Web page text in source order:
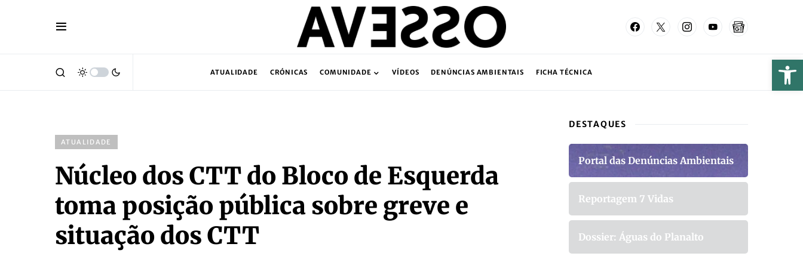
ATUALIDADE CRÓNICAS COMUNIDADE VÍDEOS DENÚNCIAS AMBIENTAIS FICHA TÉCNICA
ATUALIDADE
Núcleo dos CTT do Bloco de Esquerda
toma posição pública sobre greve e
situação dos CTT
DESTAQUES
Portal das Denúncias Ambientais
Reportagem 7 Vidas
Dossier: Águas do Planalto